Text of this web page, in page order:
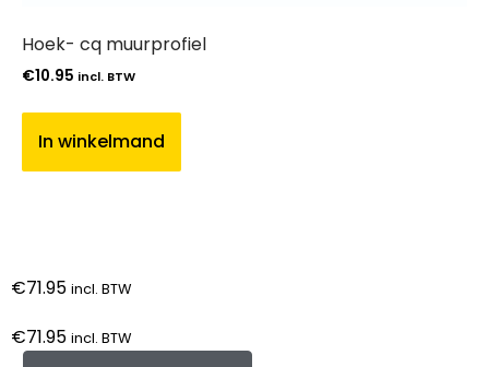
Hoek- cq muurprofiel
€10.95 incl. BTW
In winkelmand
€71.95 incl. BTW
€71.95 incl. BTW